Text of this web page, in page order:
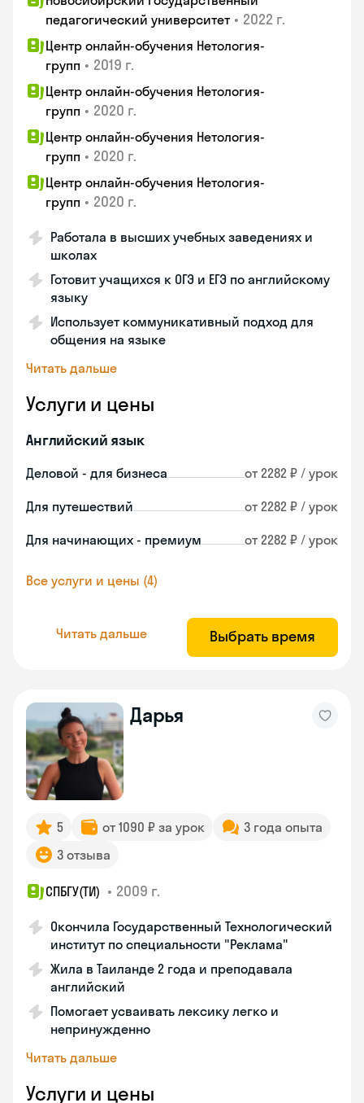
педагогический университет • 2022 г.
Центр онлайн-обучения Нетология-
групп • 2019 г.
Центр онлайн-обучения Нетология-
групп • 2020 г.
Центр онлайн-обучения Нетология-
групп • 2020 г.
Центр онлайн-обучения Нетология-
групп • 2020 г.
Работала в высших учебных заведениях и
школах
Готовит учащихся к ОГЭ и ЕГЭ по английскому
языку
Использует коммуникативный подход для
общения на языке
Читать дальше
Услуги и цены
Английский язык
Деловой - для бизнеса от 2282 ₽ / урок
Для путешествий от 2282 ₽ / урок
Для начинающих - премиум от 2282 ₽ / урок
Все услуги и цены (4)
Читать дальше Выбрать время
Дарья
5 от 1090 ₽ за урок
3 года опыта
3 отзыва
СПБГУ(ТИ) • 2009 г.
Окончила Государственный Технологический
институт по специальности "Реклама"
Жила в Таиланде 2 года и преподавала
английский
Помогает усваивать лексику легко и
непринужденно
Читать дальше
Услуги и цены